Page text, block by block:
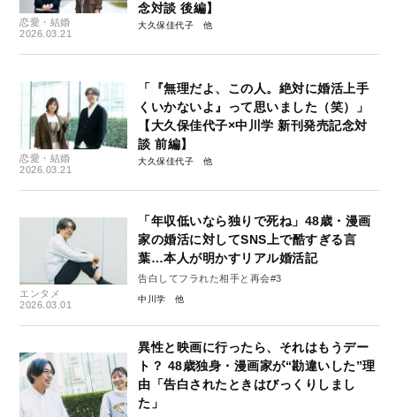
恋愛・結婚
2026.03.21
念対談 後編】
大久保佳代子
恋愛・結婚
2026.03.21
「『無理だよ、この人。絶対に婚活上手
くいかないよ』って思いました（笑）」
【大久保佳代子×中川学 新刊発売記念対
談 前編】
大久保佳代子
エンタメ
2026.03.01
「年収低いなら独りで死ね」48歳・漫画
家の婚活に対してSNS上で酷すぎる言
葉…本人が明かすリアル婚活記
告白してフラれた相手と再会#3
中川学
異性と映画に行ったら、それはもうデー
ト？ 48歳独身・漫画家が“勘違いした”理
由「告白されたときはびっくりしまし
た」